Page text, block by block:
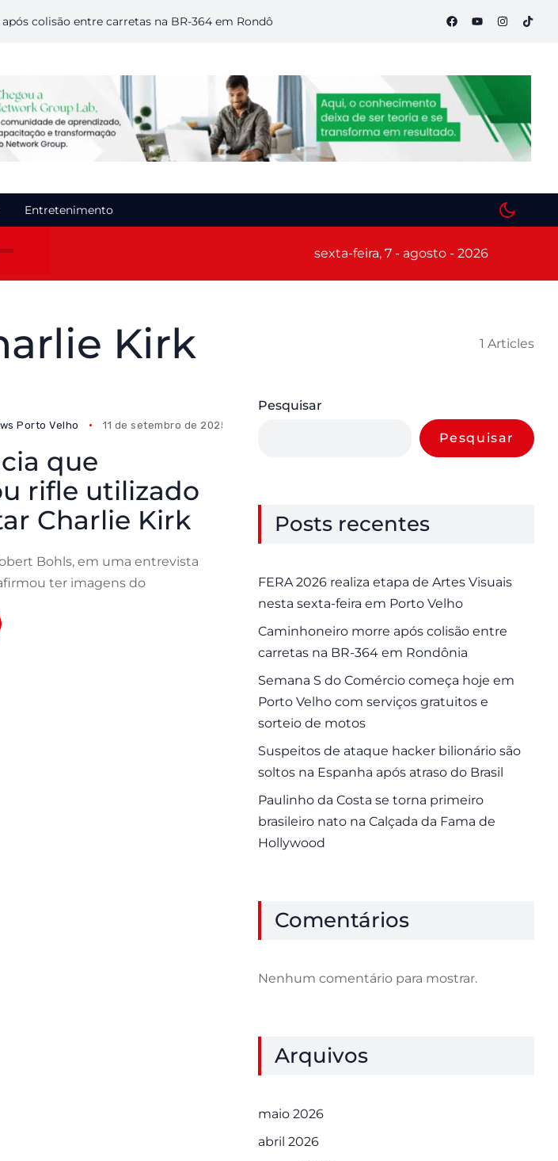
entre carretas na BR-364 em Rondônia Semana S do Comércio começa hoje em Porto
Entretenimento
sexta-feira, 7 - agosto - 2026
Kirk 1 Articles
Porto Velho 11 de setembro de 2025
que
rifle utilizado
Charlie Kirk
Bohls, em uma entrevista
ter imagens do
Pesquisar
Pesquisar
Posts recentes
FERA 2026 realiza etapa de Artes Visuais
nesta sexta-feira em Porto Velho
Caminhoneiro morre após colisão entre
carretas na BR-364 em Rondônia
Semana S do Comércio começa hoje em
Porto Velho com serviços gratuitos e
sorteio de motos
Suspeitos de ataque hacker bilionário são
soltos na Espanha após atraso do Brasil
Paulinho da Costa se torna primeiro
brasileiro nato na Calçada da Fama de
Hollywood
Comentários
Nenhum comentário para mostrar.
Arquivos
maio 2026
abril 2026